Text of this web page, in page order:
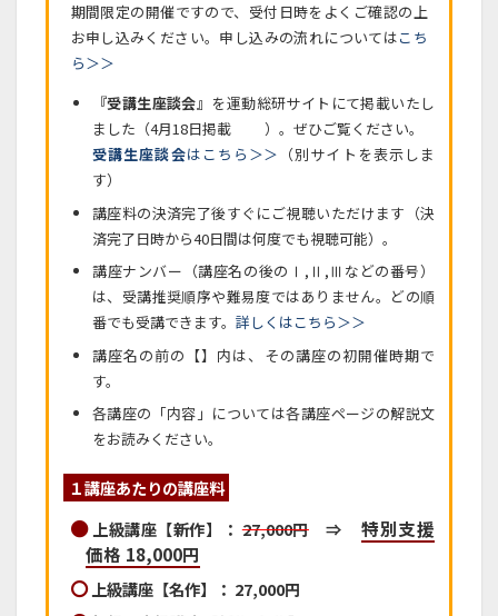
期間限定の開催ですので、受付日時をよくご確認の上
お申し込みください。申し込みの流れについてはこち
ら＞＞
『受講生座談会』 を運動総研サイトにて掲載いたし
ました（4月18日掲載
）。ぜひご覧ください。
受講生座談会はこちら＞＞ （別サイトを表示しま
す）
講座料の決済完了後すぐにご視聴いただけます（決
済完了日時から40日間は何度でも視聴可能）。
講座ナンバー（講座名の後のⅠ,Ⅱ,Ⅲなどの番号）
は、受講推奨順序や難易度ではありません。どの順
番でも受講できます。 詳しくはこちら＞＞
講座名の前の【】内は、その講座の初開催時期で
す。
各講座の「内容」については各講座ページの解説文
をお読みください。
１講座あたりの講座料
上級講座【新作】：27,000円⇒特別支援
価格 18,000円
上級講座【名作】： 27,000円